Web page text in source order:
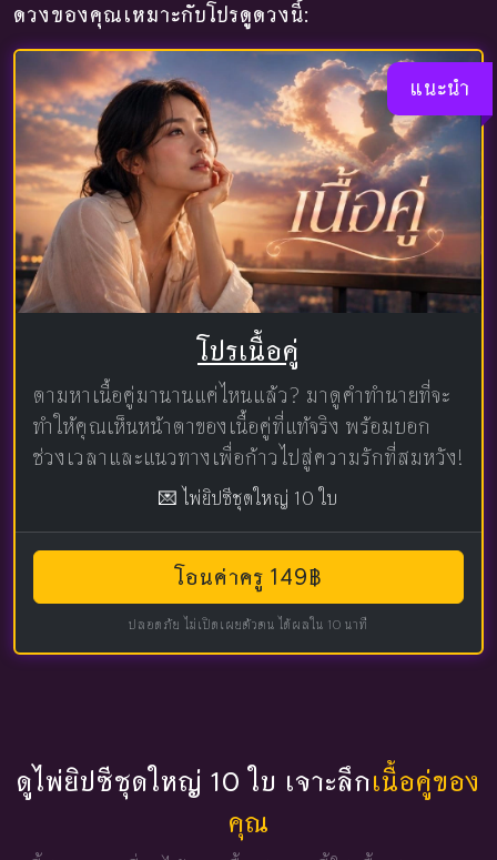
ดวงของคุณเหมาะกับโปรดูดวงนี้:
แนะนำ
โปรเนื้อคู่
ตามหาเนื้อคู่มานานแค่ไหนแล้ว? มาดูคำทำนายที่จะ
ทำให้คุณเห็นหน้าตาของเนื้อคู่ที่แท้จริง พร้อมบอก
ช่วงเวลาและแนวทางเพื่อก้าวไปสู่ความรักที่สมหวัง!
💌 ไพ่ยิปซีชุดใหญ่ 10 ใบ
โอนค่าครู 149฿
ปลอดภัย ไม่เปิดเผยตัวตน ได้ผลใน 10 นาที
ดูไพ่ยิปซีชุดใหญ่ 10 ใบ เจาะลึกเนื้อคู่ของ
คุณ